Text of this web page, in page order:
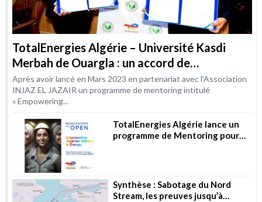
TotalEnergies Algérie – Université Kasdi
Merbah de Ouargla : un accord de
coopération dans le domaine de la formation
Après avoir lancé en Mars 2023 en partenariat avec l’Association
INJAZ EL JAZAIR un programme de mentoring intitulé
« Empowering...
TotalEnergies Algérie lance un
programme de Mentoring pour
Synthèse : Sabotage du Nord
Stream, les preuves jusqu’à